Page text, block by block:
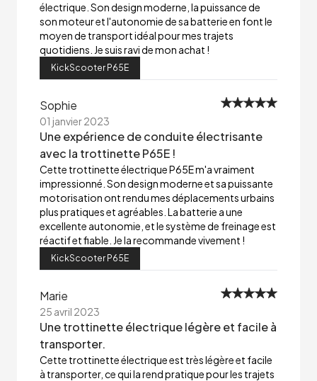
électrique. Son design moderne, la puissance de
son moteur et l'autonomie de sa batterie en font le
moyen de transport idéal pour mes trajets
quotidiens. Je suis ravi de mon achat !
KickScooter P65E
Sophie
01 janvier 2023
Une expérience de conduite électrisante
avec la trottinette P65E !
Cette trottinette électrique P65E m'a vraiment
impressionné. Son design moderne et sa puissante
motorisation ont rendu mes déplacements urbains
plus pratiques et agréables. La batterie a une
excellente autonomie, et le système de freinage est
réactif et fiable. Je la recommande vivement !
KickScooter P65E
Marie
25 avril 2023
Une trottinette électrique légère et facile à
transporter.
Cette trottinette électrique est très légère et facile
à transporter, ce qui la rend pratique pour les trajets